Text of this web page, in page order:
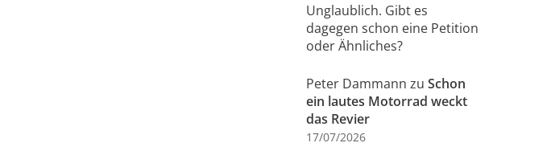
Unglaublich. Gibt es
dagegen schon eine Petition
oder Ähnliches?
Peter Dammann zu Schon
ein lautes Motorrad weckt
das Revier
17/07/2026